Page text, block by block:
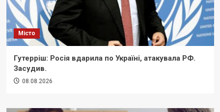
Місто
Гутерріш: Росія вдарила по Україні, атакувала РФ.
Засудив.
08.08.2026